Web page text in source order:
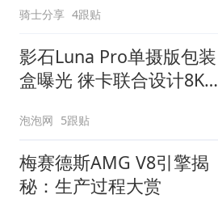
骑士分享 4跟贴
影石Luna Pro单摄版包装
盒曝光 徕卡联合设计8K云
泡泡网 5跟贴
梅赛德斯AMG V8引擎揭
秘：生产过程大赏